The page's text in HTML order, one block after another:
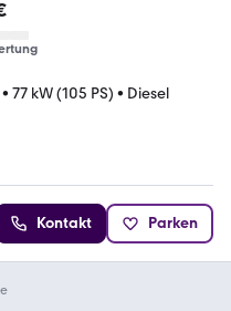
• 77 kW (105 PS) • Diesel
Kontakt Parken